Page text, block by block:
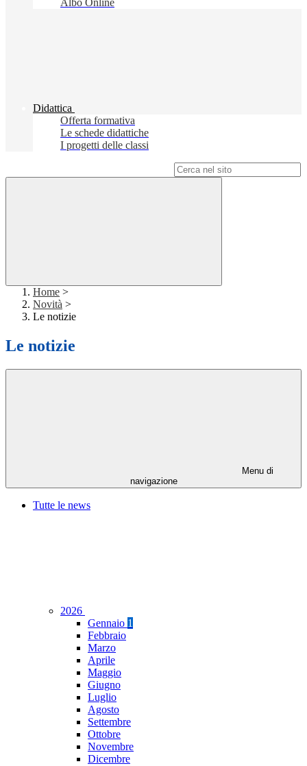
Albo Online
Didattica
Offerta formativa
Le schede didattiche
I progetti delle classi
Home >
Novità >
Le notizie
Le notizie
Menu di
navigazione
Tutte le news
2026
Gennaio 1
Febbraio
Marzo
Aprile
Maggio
Giugno
Luglio
Agosto
Settembre
Ottobre
Novembre
Dicembre